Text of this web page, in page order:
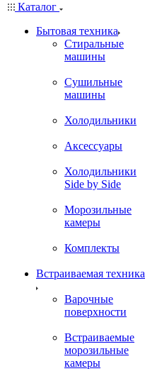
Каталог
Бытовая техника
Стиральные
машины
Сушильные
машины
Холодильники
Аксессуары
Холодильники
Side by Side
Морозильные
камеры
Комплекты
Встраиваемая техника
Варочные
поверхности
Встраиваемые
морозильные
камеры